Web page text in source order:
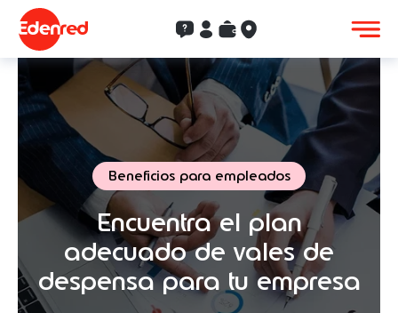
Contacto
Clientes
SaldoAceptación
Beneficios para empleados
Encuentra el plan
adecuado de vales de
despensa para tu empresa